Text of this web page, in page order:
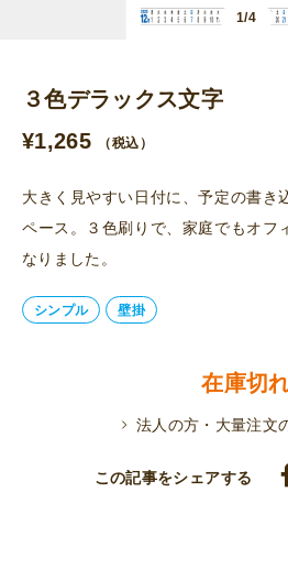
1/4
３色デラックス文字
¥1,265 （税込）
大きく見やすい日付に、予定の書き
ペース。３色刷りで、家庭でもオフ
なりました。
シンプル 壁掛
在庫切
法人の方・大量注文
この記事をシェアする